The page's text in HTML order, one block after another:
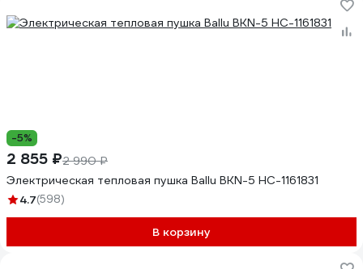
-5%
2 855 ₽2 990 ₽
Электрическая тепловая пушка Ballu BKN-5 НС-1161831
4.7(598)
В корзину